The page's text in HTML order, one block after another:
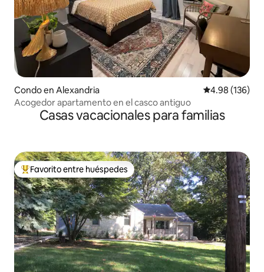
Condo en Alexandria Calificación
4.98 (136)
Acogedor apartamento en el casco antiguo
Casas vacacionales para familias
Favorito entre huéspedes preferido
Favorito entre huéspedes